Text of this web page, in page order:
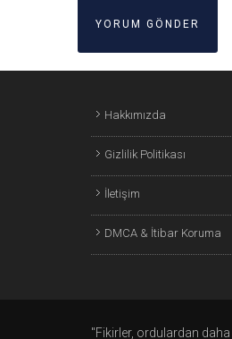
Hakkımızda
Gizlilik Politikası
İletişim
DMCA & İtibar Koruma
"Fikirler, ordulardan